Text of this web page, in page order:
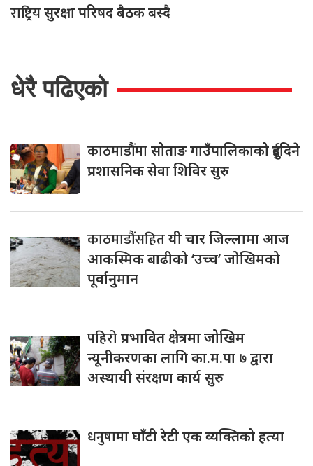
राष्ट्रियसुरक्षा परिषद बैठक बस्दै
धेरै पढिएको
काठमाडौंमासोताङ गाउँपालिकाको दुईदिने
प्रशासनिक सेवा शिविर सुरु
काठमाडौंसहितयी चार जिल्लामा आज
आकस्मिक बाढीको ‘उच्च’ जोखिमको
पूर्वानुमान
पहिरोप्रभावित क्षेत्रमा जोखिम
न्यूनीकरणका लागि का.म.पा ७ द्वारा
अस्थायी संरक्षण कार्य सुरु
धनुषामाघाँटी रेटी एक व्यक्तिको हत्या